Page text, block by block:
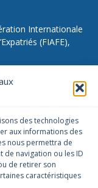
des technologies
aux informations des
nous permettra de
navigation ou les ID
de retirer son
caractéristiques
Internationale
(FIAFE),